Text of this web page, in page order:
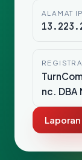
ALAMAT IP
nc. DBA